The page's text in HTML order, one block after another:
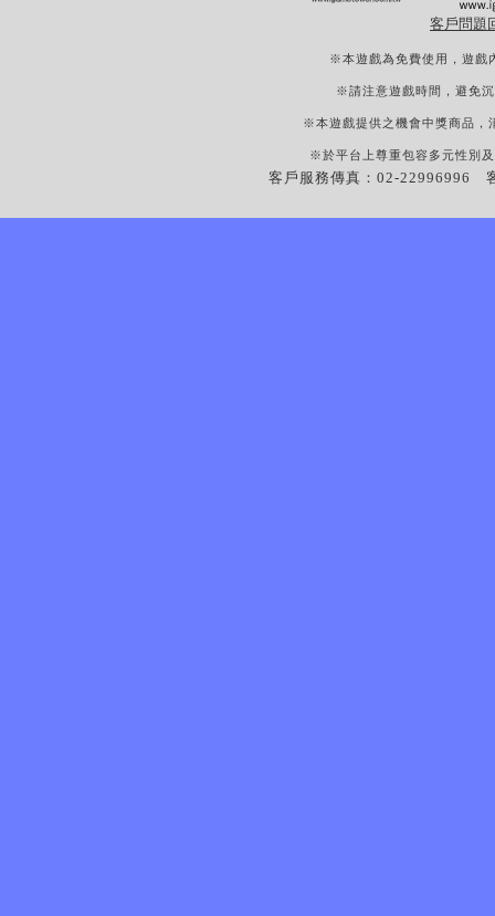
客戶問題
※本遊戲為免費使用，遊戲
※請注意遊戲時間，避免
※本遊戲提供之機會中獎商品，
※於平台上尊重包容多元性別
客戶服務傳真：02-22996996